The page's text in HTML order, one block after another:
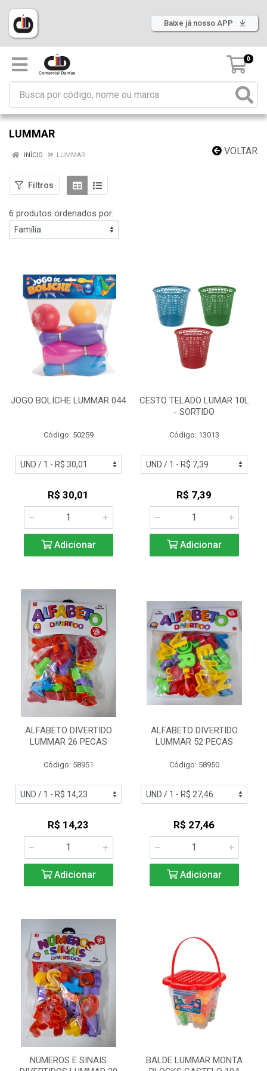
Baixe já nosso APP
0
LUMMAR
VOLTAR
INÍCIO LUMMAR
Filtros
6 produtos ordenados por:
JOGO BOLICHE LUMMAR 044
Código: 50259
R$ 30,01
Adicionar
CESTO TELADO LUMAR 10L
- SORTIDO
Código: 13013
R$ 7,39
Adicionar
ALFABETO DIVERTIDO
LUMMAR 26 PECAS
Código: 58951
R$ 14,23
Adicionar
ALFABETO DIVERTIDO
LUMMAR 52 PECAS
Código: 58950
R$ 27,46
Adicionar
NUMEROS E SINAIS
BALDE LUMMAR MONTA